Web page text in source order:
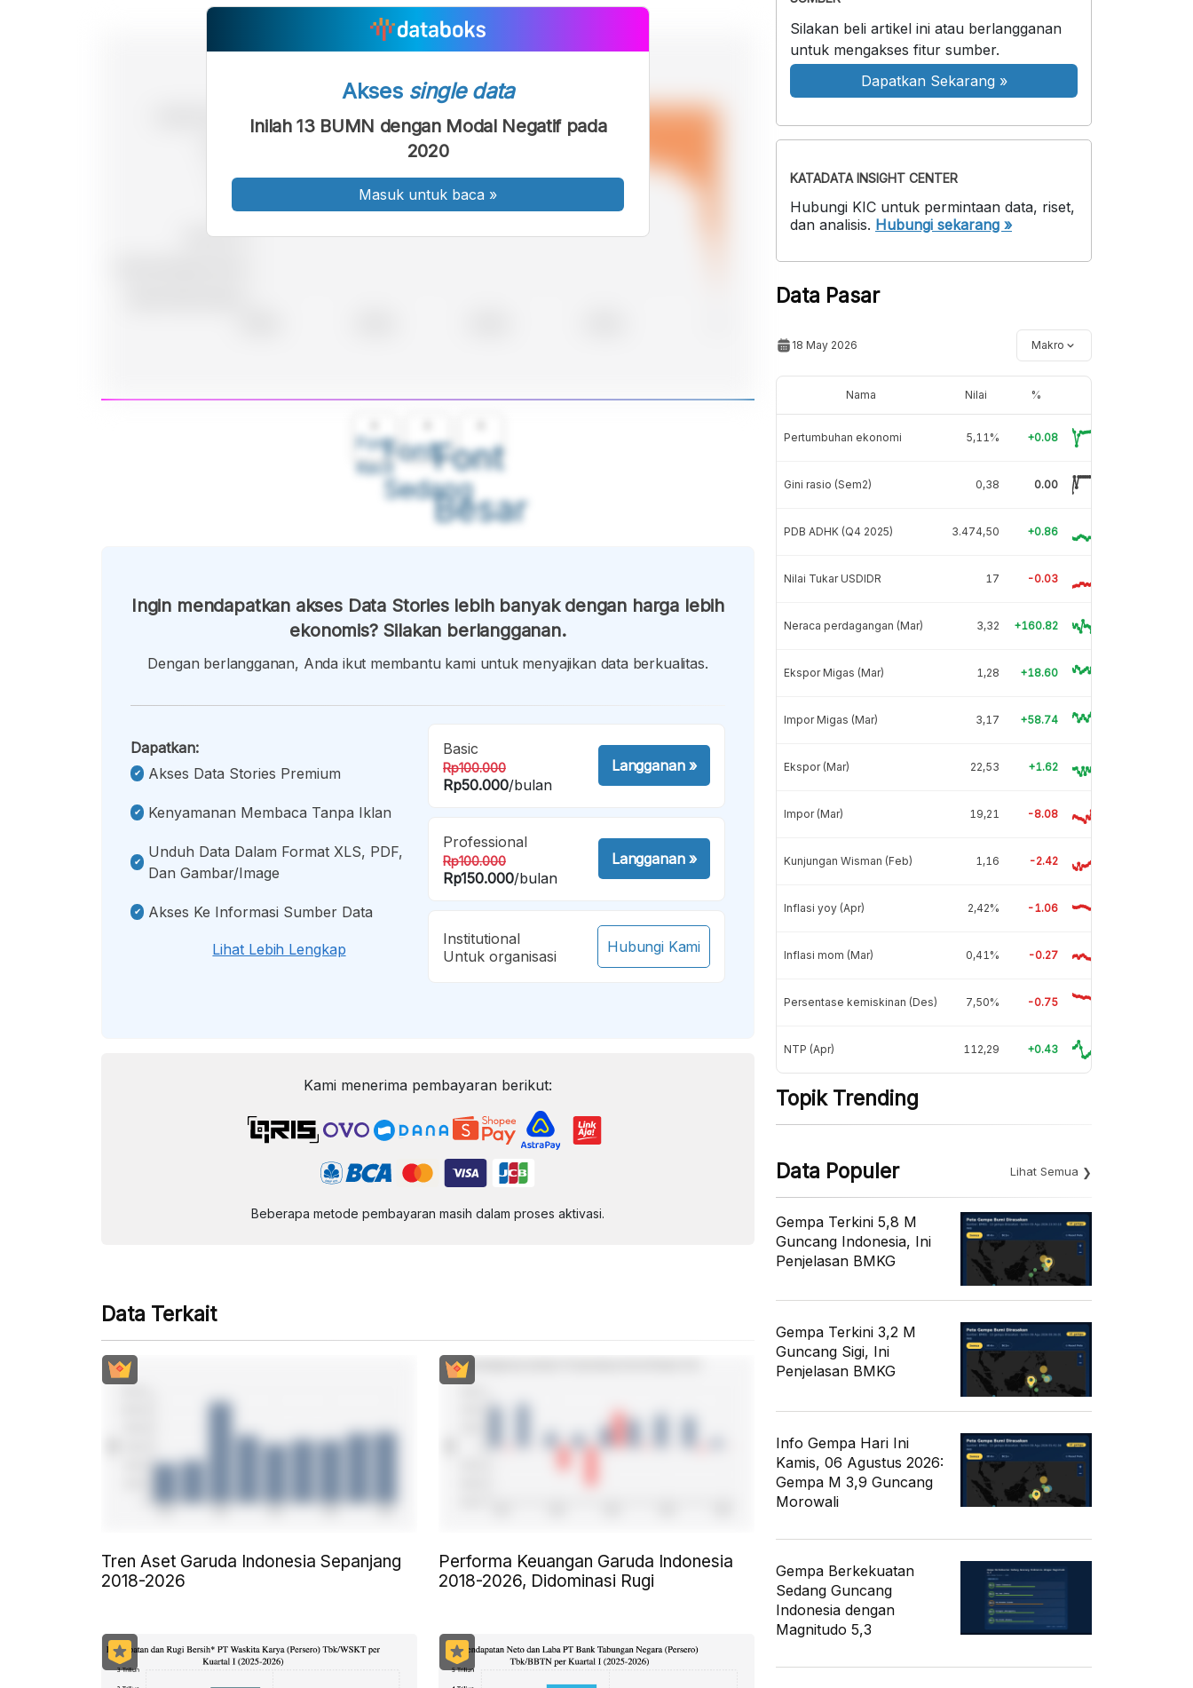
Font
Kecil
Font
Sedang
Font
Besar
Akses single data
Inilah 13 BUMN dengan Modal Negatif pada
2020
Masuk untuk baca »
Ingin mendapatkan akses Data Stories lebih banyak dengan harga lebih
ekonomis? Silakan berlangganan.
Dengan berlangganan, Anda ikut membantu kami untuk menyajikan data berkualitas.
Dapatkan:
Akses Data Stories Premium
Kenyamanan Membaca Tanpa Iklan
Unduh Data Dalam Format XLS, PDF,
Dan Gambar/image
Akses Ke Informasi Sumber Data
Lihat Lebih Lengkap
Basic
Rp100.000
Rp50.000/bulan
Langganan»
Professional
Rp100.000
Rp150.000/bulan
Langganan»
Institutional
Untuk organisasi
Hubungi Kami
Kami menerima pembayaran berikut:
Beberapa metode pembayaran masih dalam proses aktivasi.
Data Terkait
Tren Aset Garuda Indonesia Sepanjang
2018-2026
Performa Keuangan Garuda Indonesia
2018-2026, Didominasi Rugi
Silakan beli artikel ini atau berlangganan
untuk mengakses fitur sumber.
Dapatkan Sekarang »
KATADATA INSIGHT CENTER
Hubungi KIC untuk permintaan data, riset,
dan analisis. Hubungi sekarang »
Data Pasar
18 May 2026 Makro
Nama Nilai %
Pertumbuhan ekonomi 5,11% +0.08
Gini rasio (Sem2) 0,38 0.00
PDB ADHK (Q4 2025) 3.474,50 +0.86
Nilai Tukar USDIDR 17 -0.03
Neraca perdagangan (Mar) 3,32 +160.82
Ekspor Migas (Mar) 1,28 +18.60
Impor Migas (Mar) 3,17 +58.74
Ekspor (Mar) 22,53 +1.62
Impor (Mar) 19,21 -8.08
Kunjungan Wisman (Feb) 1,16 -2.42
Inflasi yoy (Apr) 2,42% -1.06
Inflasi mom (Mar) 0,41% -0.27
Persentase kemiskinan (Des) 7,50% -0.75
NTP (Apr) 112,29 +0.43
Topik Trending
Data Populer Lihat Semua
Gempa Terkini 5,8 M
Guncang Indonesia, Ini
Penjelasan BMKG
Gempa Terkini 3,2 M
Guncang Sigi, Ini
Penjelasan BMKG
Info Gempa Hari Ini
Kamis, 06 Agustus 2026:
Gempa M 3,9 Guncang
Morowali
Gempa Berkekuatan
Sedang Guncang
Indonesia dengan
Magnitudo 5,3